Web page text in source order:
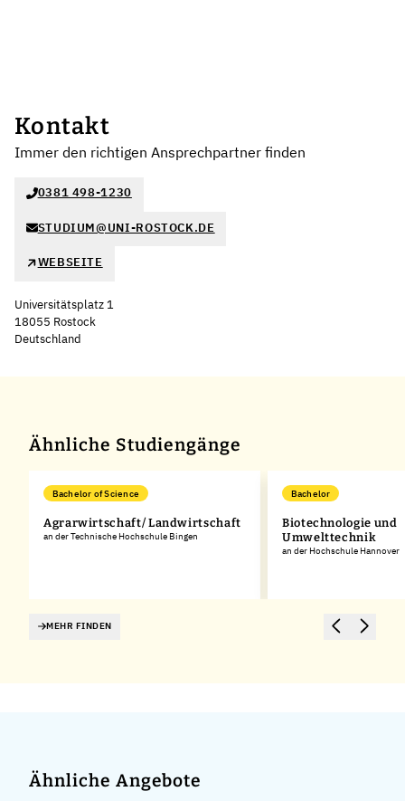
Kontakt
Immer den richtigen Ansprechpartner finden
0381 498-1230
STUDIUM@UNI-ROSTOCK.DE
WEBSEITE
Universitätsplatz 1
18055 Rostock
Deutschland
Ähnliche Studiengänge
Bachelor of Science
Agrarwirtschaft/ Landwirtschaft
an der Technische Hochschule Bingen
Bachelor
Biotechnologie und
Umwelttechnik
an der Hochschule Hannover
MEHR FINDEN
Ähnliche Angebote